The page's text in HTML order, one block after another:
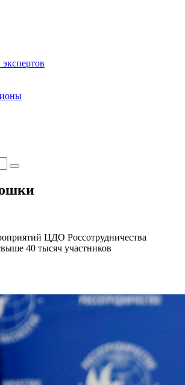
ЦДО Россотрудничества
40 тысяч участников